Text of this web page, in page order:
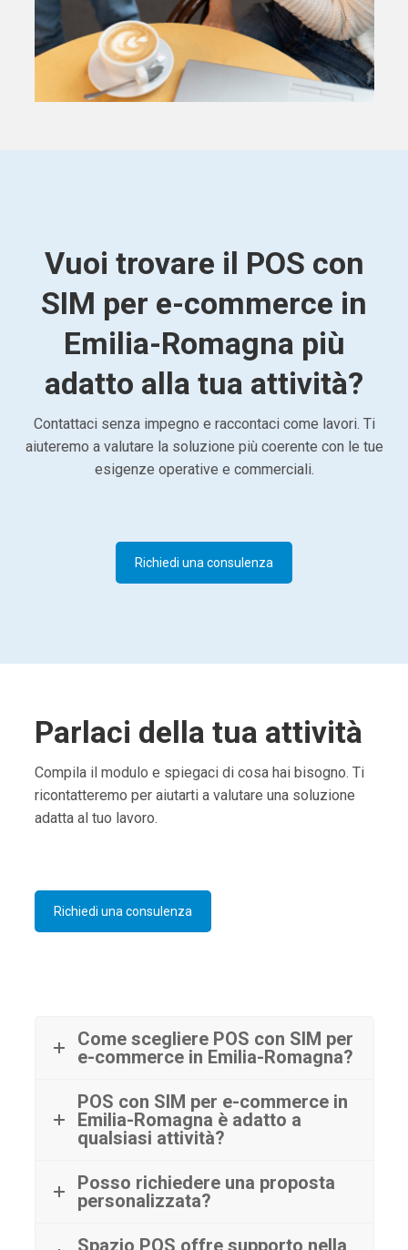
Vuoi trovare il POS con
SIM per e-commerce in
Emilia-Romagna più
adatto alla tua attività?
Contattaci senza impegno e raccontaci come lavori. Ti
aiuteremo a valutare la soluzione più coerente con le tue
esigenze operative e commerciali.
Richiedi una consulenza
Parlaci della tua attività
Compila il modulo e spiegaci di cosa hai bisogno. Ti
ricontatteremo per aiutarti a valutare una soluzione
adatta al tuo lavoro.
Richiedi una consulenza
Come scegliere POS con SIM per
e-commerce in Emilia-Romagna?
POS con SIM per e-commerce in
Emilia-Romagna è adatto a
qualsiasi attività?
Posso richiedere una proposta
personalizzata?
Spazio POS offre supporto nella